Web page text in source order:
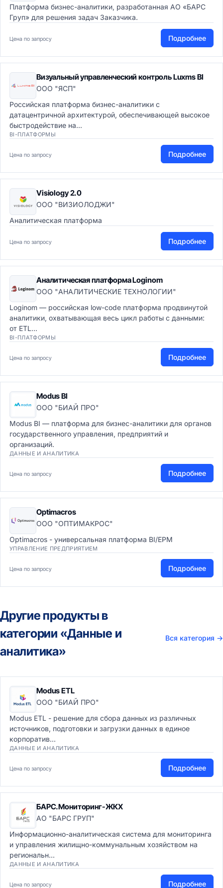
Платформа бизнес-аналитики, разработанная АО «БАРС
Груп»‎ для решения задач Заказчика.
Цена по запросу Подробнее
Визуальный управленческий контроль Luxms BI
ООО "ЯСП"
Российская платформа бизнес-аналитики с
датацентричной архитектурой, обеспечивающей высокое
быстродействие на...
BI-ПЛАТФОРМЫ
Цена по запросу Подробнее
Visiology 2.0
ООО "ВИЗИОЛОДЖИ"
Аналитическая платформа
Цена по запросу Подробнее
Аналитическая платформа Loginom
ООО "АНАЛИТИЧЕСКИЕ ТЕХНОЛОГИИ"
Loginom — российская low-code платформа продвинутой
аналитики, охватывающая весь цикл работы с данными:
от ETL...
BI-ПЛАТФОРМЫ
Цена по запросу Подробнее
Modus BI
ООО "БИАЙ ПРО"
Modus BI — платформа для бизнес-аналитики для органов
государственного управления, предприятий и
организаций.
ДАННЫЕ И АНАЛИТИКА
Цена по запросу Подробнее
Optimacros
ООО "ОПТИМАКРОС"
Optimacros - универсальная платформа BI/EPM
УПРАВЛЕНИЕ ПРЕДПРИЯТИЕМ
Цена по запросу Подробнее
Другие продукты в
категории «Данные и
аналитика»
Вся категория →
Modus ETL
ООО "БИАЙ ПРО"
Modus ETL - решение для сбора данных из различных
источников, подготовки и загрузки данных в единое
корпоратив...
ДАННЫЕ И АНАЛИТИКА
Цена по запросу Подробнее
БАРС.Мониторинг-ЖКХ
АО "БАРС ГРУП"
Информационно-аналитическая система для мониторинга
и управления жилищно-коммунальным хозяйством на
региональн...
ДАННЫЕ И АНАЛИТИКА
Цена по запросу Подробнее